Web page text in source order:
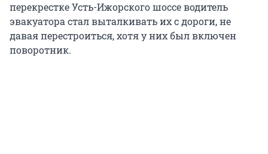
перекрестке Усть-Ижорского шоссе водитель
эвакуатора стал выталкивать их с дороги, не
давая перестроиться, хотя у них был включен
поворотник.